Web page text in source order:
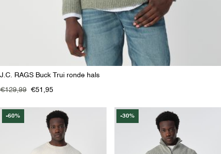
J.C. RAGS Buck Trui ronde hals
€129,99 €51,95
-60% -30%